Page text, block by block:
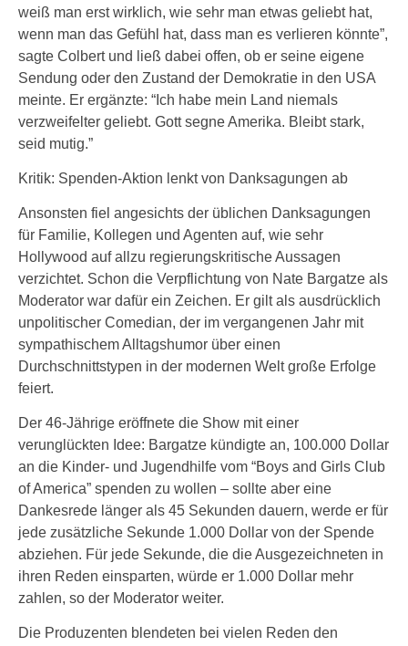
weiß man erst wirklich, wie sehr man etwas geliebt hat,
wenn man das Gefühl hat, dass man es verlieren könnte”,
sagte Colbert und ließ dabei offen, ob er seine eigene
Sendung oder den Zustand der Demokratie in den USA
meinte. Er ergänzte: “Ich habe mein Land niemals
verzweifelter geliebt. Gott segne Amerika. Bleibt stark,
seid mutig.”
Kritik: Spenden-Aktion lenkt von Danksagungen ab
Ansonsten fiel angesichts der üblichen Danksagungen
für Familie, Kollegen und Agenten auf, wie sehr
Hollywood auf allzu regierungskritische Aussagen
verzichtet. Schon die Verpflichtung von Nate Bargatze als
Moderator war dafür ein Zeichen. Er gilt als ausdrücklich
unpolitischer Comedian, der im vergangenen Jahr mit
sympathischem Alltagshumor über einen
Durchschnittstypen in der modernen Welt große Erfolge
feiert.
Der 46-Jährige eröffnete die Show mit einer
verunglückten Idee: Bargatze kündigte an, 100.000 Dollar
an die Kinder- und Jugendhilfe vom “Boys and Girls Club
of America” spenden zu wollen – sollte aber eine
Dankesrede länger als 45 Sekunden dauern, werde er für
jede zusätzliche Sekunde 1.000 Dollar von der Spende
abziehen. Für jede Sekunde, die die Ausgezeichneten in
ihren Reden einsparten, würde er 1.000 Dollar mehr
zahlen, so der Moderator weiter.
Die Produzenten blendeten bei vielen Reden den